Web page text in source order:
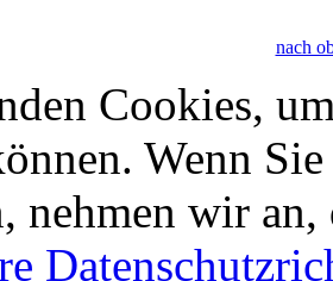
nach
Cookies,
Wenn
nehmen wir